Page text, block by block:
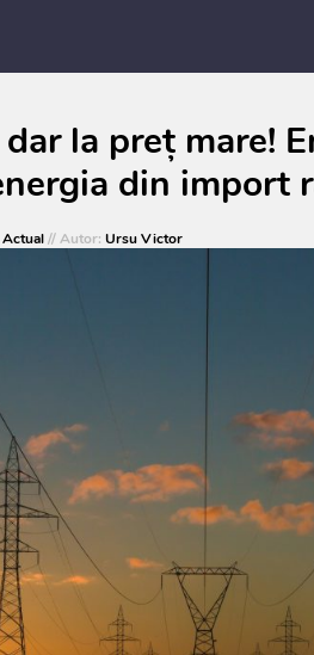
la preț mare!
din import
Actual// Autor: Ursu Victor